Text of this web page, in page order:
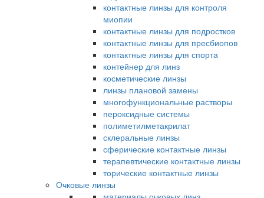
контактные линзы для контроля
миопии
контактные линзы для подростков
контактные линзы для пресбиопов
контактные линзы для спорта
контейнер для линз
косметические линзы
линзы плановой замены
многофункциональные растворы
пероксидные системы
полиметилметакрилат
склеральные линзы
сферические контактные линзы
терапевтические контактные линзы
торические контактные линзы
Очковые линзы